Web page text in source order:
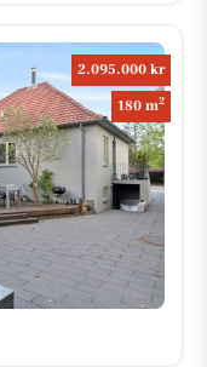
2.095.000 kr
180 m2